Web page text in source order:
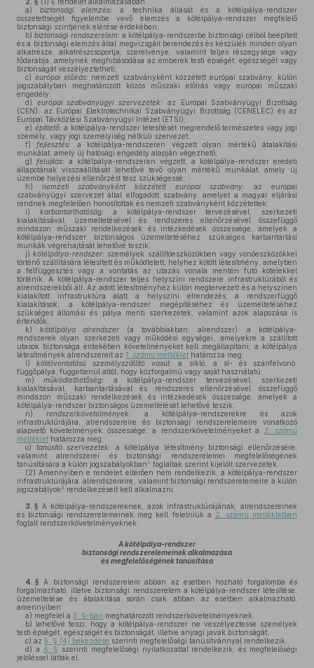
a)
biztonsági elemzés:
a technika állását és a kötélpálya-rendszer
összetettségét figyelembe vevő elemzés a kötélpálya-rendszer megfelelő
biztonsági szintjének elérése érdekében;
b) biztonsági rendszerelem: a kötélpálya-rendszerbe biztonsági célból beépített
és a biztonsági elemzés által megvizsgált berendezés és készülék minden olyan
alkatrésze, alkatrészcsoportja, szerelvénye, valamint teljes részegysége vagy
fődarabja, amelynek meghibásodása az emberek testi épségét, egészségét vagy
biztonságát veszélyeztetheti;
c) európai előírás: nemzeti szabványként közzétett európai szabvány, külön
jogszabályban meghatározott közös műszaki előírás vagy európai műszaki
engedély;
d)
európai szabványügyi szervezetek: az Európai Szabványügyi Bizottság
(CEN), az Európai Elektrotechnikai Szabványügyi Bizottság (CENELEC) és az
Európai Távközlési Szabványügyi Intézet (ETSI);
e) építtető: a kötélpálya-rendszer létesítését megrendelő természetes vagy jogi
személy, vagy jogi személyiség nélküli szervezet;
f)
fejlesztés:
a kötélpálya-rendszeren végzett olyan mértékű átalakítási
munkálat, amely új hatósági engedély alapján végezhető;
g) felújítás: a kötélpálya-rendszeren végzett, a kötélpálya-rendszer eredeti
állapotának visszaállítását lehetővé tevő olyan mértékű munkálat, amely új
üzembe helyezési ellenőrzést tesz szükségessé;
h)
nemzeti szabványként közzétett európai szabvány: az európai
szabványügyi szervezet által elfogadott szabvány, amelyet a magyar eljárási
rendnek megfelelően honosítottak és nemzeti szabványként közzétettek;
i)
karbantarthatóság: a kötélpálya-rendszer tervezésével, szerkezeti
kialakításával, üzemeltetésével és rendszeres ellenőrzésével összefüggő
mindazon műszaki rendelkezések és intézkedések összessége, amelyek a
kötélpálya-rendszer biztonságos üzemeltetéséhez szükséges karbantartási
munkák végrehajtását lehetővé teszik;
j) kötélpálya-rendszer: személyek szállítóeszközökben vagy vonóeszközökkel
történő szállítására létesített és működtetett, helyhez kötött létesítmény, amelyben
a felfüggesztés vagy a vontatás az utazás vonala mentén futó kötelekkel
történik. A kötélpálya-rendszer teljes helyszíni rendszere infrastruktúrából és
alrendszerekből áll. Az adott létesítményhez külön megtervezett és a helyszínen
kialakított infrastruktúra alatt a helyszíni elrendezés, a rendszerfüggő
kialakítások, a kötélpálya-rendszer megépítéséhez és üzemeltetéséhez
szükséges állomási és pálya menti szerkezetek, valamint azok alapozása is
értendők;
k)
kötélpálya alrendszer (a továbbiakban: alrendszer): a kötélpálya-
rendszerek olyan szerkezeti vagy működési egységei, amelyekre a szállított
utasok biztonsága érdekében követelményeket kell megállapítani; a kötélpálya
létesítmények alrendszereit az 1. számú melléklethatározza meg;
l)
kötélvontatású személyszállító vasút:
a sikló, a sí- és szánfelvonó,
függőpálya, függetlenül attól, hogy közforgalmú vagy saját használatú;
m)
működtethetőség:
a kötélpálya-rendszer tervezésével, szerkezeti
kialakításával, karbantartásával és rendszeres ellenőrzésével összefüggő
mindazon műszaki rendelkezések és intézkedések összessége, amelyek a
kötélpálya-rendszer biztonságos üzemeltetését lehetővé teszik;
n)
rendszerkövetelmények: a kötélpálya-rendszerekre és azok
infrastruktúrájára, alrendszereire és biztonsági rendszerelemeire vonatkozó
alapvető követelmények összessége; a rendszerkövetelményeket a
2. számú
melléklethatározza meg;
o)
tanúsító szervezetek: a kötélpálya létesítmény biztonsági ellenőrzésére,
valamint alrendszerei és biztonsági rendszerelemei megfelelőségének
tanúsítására a külön jogszabályokban 2 foglaltak szerint kijelölt szervezetek.
(2) Amennyiben e rendelet eltérően nem rendelkezik, a kötélpálya-rendszer
infrastruktúrájára, alrendszereire, valamint biztonsági rendszerelemeire a külön
jogszabályok 2 rendelkezéseit kell alkalmazni.
3. § A kötélpálya-rendszereknek, azok infrastruktúrájának, alrendszereinek
és biztonsági rendszerelemeinek meg kell felelniük a 2. számú mellékletben
foglalt rendszerkövetelményeknek.
A kötélpálya-rendszer
biztonsági rendszerelemeinek alkalmazása
és megfelelőségének tanúsítása
4. § A biztonsági rendszerelem abban az esetben hozható forgalomba és
forgalmazható, illetve biztonsági rendszerelem a kötélpálya-rendszer létesítése,
üzemeltetése és átalakítása során csak abban az esetben alkalmazható,
amennyiben
a) megfelel a 3. §-ban meghatározott rendszerkövetelményeknek,
b) lehetővé teszi, hogy a kötélpálya-rendszer ne veszélyeztesse személyek
testi épségét, egészségét és biztonságát, illetve anyagi javak biztonságát,
c) az 5. § (4) bekezdése szerinti megfelelőségi tanúsítvánnyal rendelkezik,
d) a 6. § szerinti megfelelőségi nyilatkozattal rendelkezik, és megfelelőségi
jelöléssel látták el.